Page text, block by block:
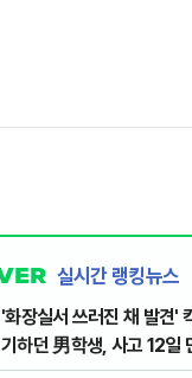
실시간 랭킹뉴스
'화장실서 쓰러진 채 발견'
기하던 男학생, 사고 12일